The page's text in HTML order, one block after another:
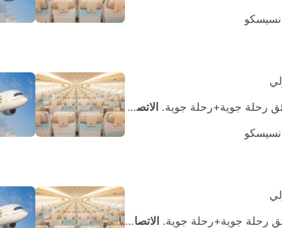
الاتصال الذاتي
الاتصال الذاتي